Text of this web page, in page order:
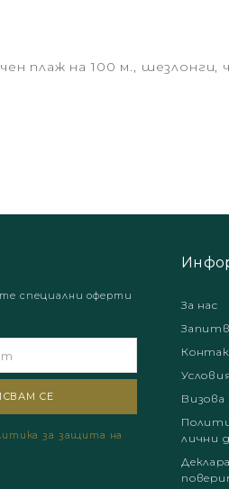
плаж на 100 м., шезлонги,
специални оферти
за защита на
За нас
лични